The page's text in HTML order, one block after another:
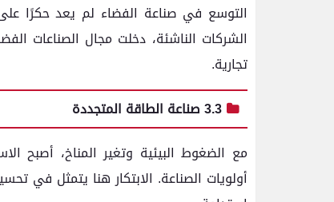
الشركات الناشئة، دخلت مجال الصناعات
تجارية.
3.3 صناعة الطاقة المتجددة
مع الضغوط البيئية وتغير المناخ، أصبح
أولويات الصناعة. الابتكار هنا يتمثل في